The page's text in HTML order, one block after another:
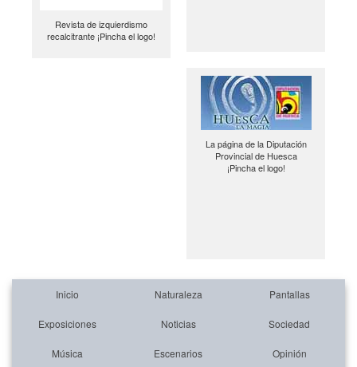
Revista de izquierdismo
recalcitrante ¡Pincha el logo!
La página de la Diputación
Provincial de Huesca
¡Pincha el logo!
Inicio Naturaleza Pantallas
Exposiciones Noticias Sociedad
Música Escenarios Opinión